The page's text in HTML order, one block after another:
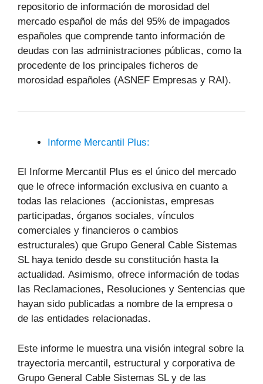
repositorio de información de morosidad del
mercado español de más del 95% de impagados
españoles que comprende tanto información de
deudas con las administraciones públicas, como la
procedente de los principales ficheros de
morosidad españoles (ASNEF Empresas y RAI).
Informe Mercantil Plus:
El Informe Mercantil Plus es el único del mercado
que le ofrece información exclusiva en cuanto a
todas las relaciones (accionistas, empresas
participadas, órganos sociales, vínculos
comerciales y financieros o cambios
estructurales) que Grupo General Cable Sistemas
SL haya tenido desde su constitución hasta la
actualidad. Asimismo, ofrece información de todas
las Reclamaciones, Resoluciones y Sentencias que
hayan sido publicadas a nombre de la empresa o
de las entidades relacionadas.
Este informe le muestra una visión integral sobre la
trayectoria mercantil, estructural y corporativa de
Grupo General Cable Sistemas SL y de las